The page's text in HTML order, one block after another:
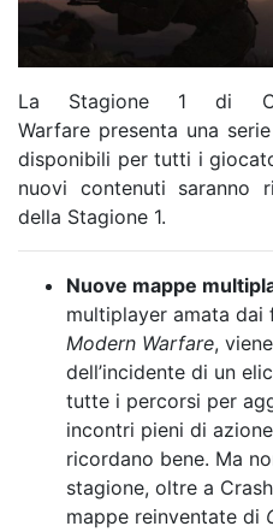
La Stagione 1 di
Warfare presenta una
disponibili per tutti i
nuovi contenuti saranno
della Stagione 1.
Nuove mappe
multiplayer amata dai
Modern Warfare,
dell’incidente di un
tutte i percorsi per
incontri pieni di
ricordano bene. Ma
stagione, oltre a
mappe reinventate di